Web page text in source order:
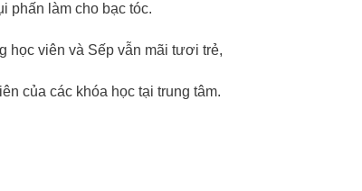
phấn làm cho bạc tóc.
học viên và Sếp vẫn mãi tươi trẻ,
của các khóa học tại trung tâm.